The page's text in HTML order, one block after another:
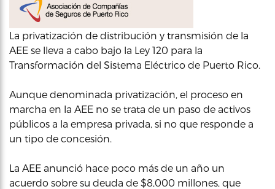
La privatización de distribución y transmisión de la
AEE se lleva a cabo bajo la Ley 120 para la
Transformación del Sistema Eléctrico de Puerto Rico.
Aunque denominada privatización, el proceso en
marcha en la AEE no se trata de un paso de activos
públicos a la empresa privada, si no que responde a
un tipo de concesión.
La AEE anunció hace poco más de un año un
acuerdo sobre su deuda de $8,000 millones, que